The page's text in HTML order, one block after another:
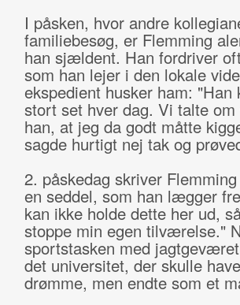
I påsken, hvor andre
familiebesøg, er Flemming
han sjældent. Han fordriver
som han lejer i den lokale
ekspedient husker ham:
stort set hver dag. Vi talte
han, at jeg da godt måtte
sagde hurtigt nej tak og
2. påskedag skriver
en seddel, som han lægger
kan ikke holde dette her ud,
stoppe min egen tilværelse."
sportstasken med
det universitet, der skulle
drømme, men endte som et